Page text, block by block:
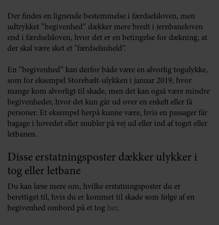
Der findes en lignende bestemmelse i færdselsloven, men
udtrykket ”begivenhed” dækker mere bredt i jernbaneloven
end i færdselsloven, hvor det er en betingelse for dækning, at
der skal være sket et ”færdselsuheld”.
En ”begivenhed” kan derfor både være en alvorlig togulykke,
som for eksempel Storebælt-ulykken i januar 2019, hvor
mange kom alvorligt til skade, men det kan også være mindre
begivenheder, hvor det kun går ud over en enkelt eller få
personer. Et eksempel herpå kunne være, hvis en passager får
bagage i hovedet eller snubler på vej ud eller ind af toget eller
letbanen.
Disse erstatningsposter dækker ulykker i
tog eller letbane
Du kan læse mere om, hvilke erstatningsposter du er
berettiget til, hvis du er kommet til skade som følge af en
begivenhed ombord på et tog her.